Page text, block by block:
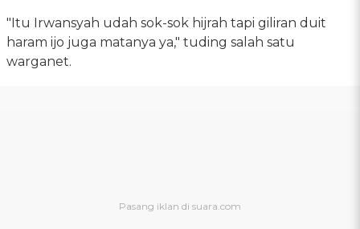
"Itu Irwansyah udah sok-sok hijrah tapi giliran duit
haram ijo juga matanya ya," tuding salah satu
warganet.